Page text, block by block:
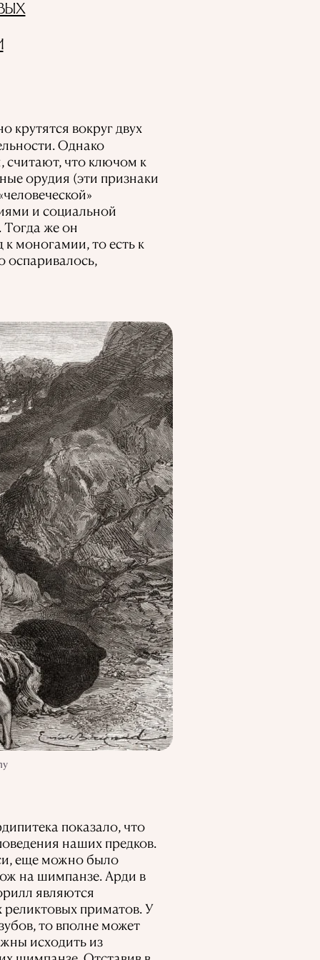
крутятся вокруг двух
Однако
считают, что ключом к
орудия (эти признаки
и социальной
Тогда же он
моногамии, то есть к
показало, что
наших предков.
еще можно было
на шимпанзе. Арди в
являются
приматов. У
то вполне может
исходить из